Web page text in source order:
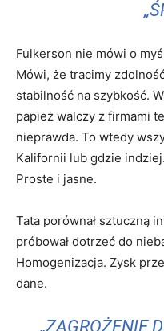
Fulkerson nie mówi o
Mówi, że tracimy
stabilność na szybkość.
papież walczy z firmami
nieprawda. To wtedy
Kalifornii lub gdzie
Proste i jasne.
Tata porównał sztuczną
próbował dotrzeć do
Homogenizacja. Zysk
dane.
„ZAGROŻENIE